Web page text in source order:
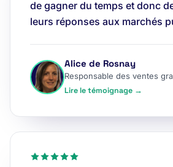
de gagner du temps et donc
leurs réponses aux marchés
Alice de Rosnay
Lire le témoignage →